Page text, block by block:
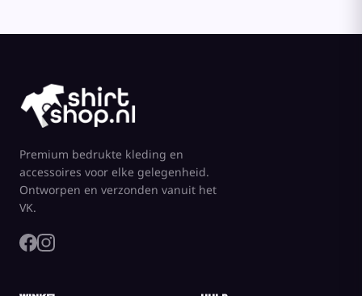
Premium bedrukte kleding en
accessoires voor elke gelegenheid.
Ontworpen en verzonden vanuit het
VK.